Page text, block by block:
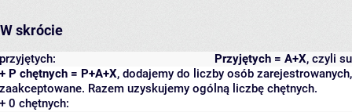
W skrócie
Przyjętych = A+X, czyli
przyjętych:
+ P chętnych = P+A+X, dodajemy do liczby osób
zaakceptowane. Razem uzyskujemy ogólną liczbę chętnych.
+ 0 chętnych: